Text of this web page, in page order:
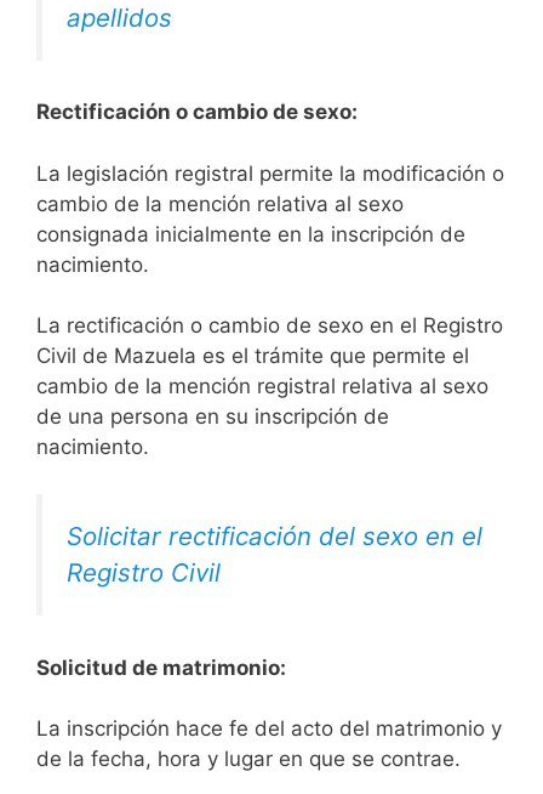
apellidos
Rectificación o cambio de sexo:
La legislación registral permite la modificación o
cambio de la mención relativa al sexo
consignada inicialmente en la inscripción de
nacimiento.
La rectificación o cambio de sexo en el Registro
Civil de Mazuela es el trámite que permite el
cambio de la mención registral relativa al sexo
de una persona en su inscripción de
nacimiento.
Solicitar rectificación del sexo en el
Registro Civil
Solicitud de matrimonio:
La inscripción hace fe del acto del matrimonio y
de la fecha, hora y lugar en que se contrae.